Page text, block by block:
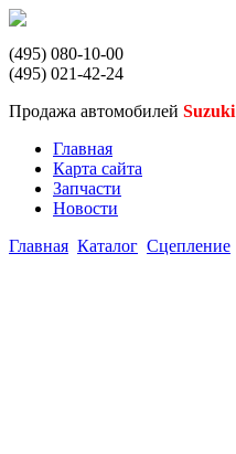
(495) 080-10-00
(495) 021-42-24
Продажа автомобилей Suzuki
Главная
Карта сайта
Запчасти
Новости
Главная Каталог Сцепление